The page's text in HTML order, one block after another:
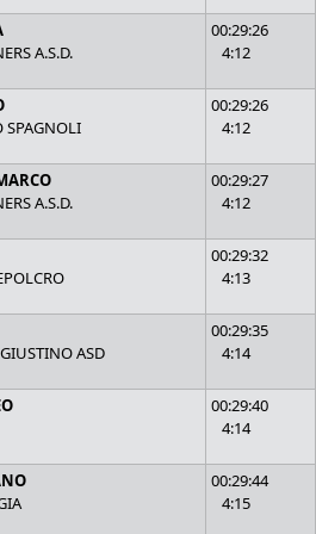
A.S.D.
00:29:26
4:12
SPAGNOLI
00:29:26
4:12
A.S.D.
00:29:27
4:12
00:29:32
4:13
ASD
00:29:35
4:14
00:29:40
4:14
00:29:44
4:15